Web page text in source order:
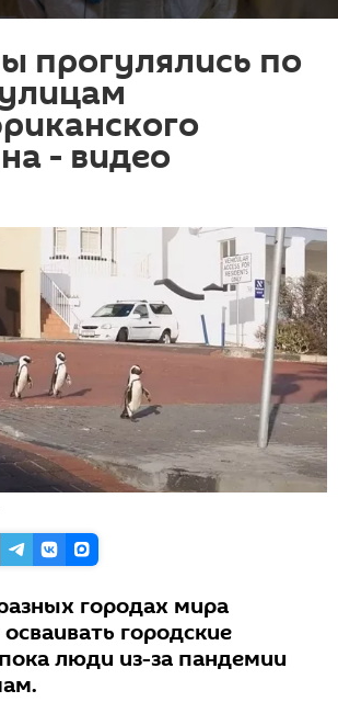
прогулялись по
- видео
городах мира
городские
люди из-за пандемии